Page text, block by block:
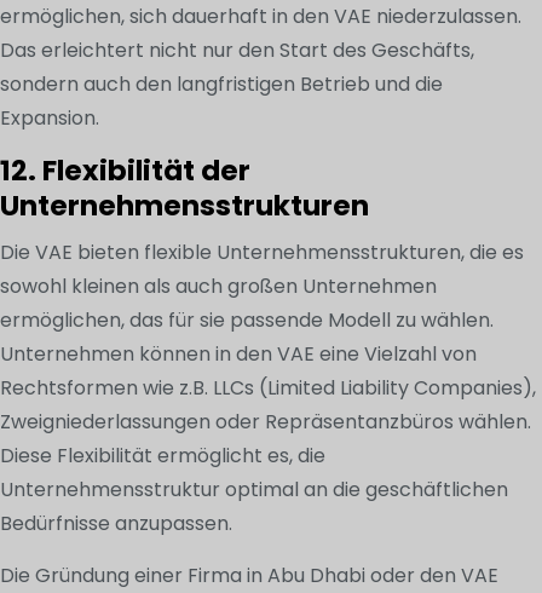
ermöglichen, sich dauerhaft in den VAE niederzulassen.
Das erleichtert nicht nur den Start des Geschäfts,
sondern auch den langfristigen Betrieb und die
Expansion.
12. Flexibilität der
Unternehmensstrukturen
Die VAE bieten flexible Unternehmensstrukturen, die es
sowohl kleinen als auch großen Unternehmen
ermöglichen, das für sie passende Modell zu wählen.
Unternehmen können in den VAE eine Vielzahl von
Rechtsformen wie z.B. LLCs (Limited Liability Companies),
Zweigniederlassungen oder Repräsentanzbüros wählen.
Diese Flexibilität ermöglicht es, die
Unternehmensstruktur optimal an die geschäftlichen
Bedürfnisse anzupassen.
Die Gründung einer Firma in Abu Dhabi oder den VAE